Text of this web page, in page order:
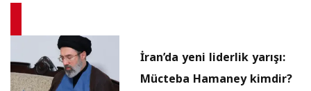
İran’da yeni liderlik yarışı:
Mücteba Hamaney kimdir?